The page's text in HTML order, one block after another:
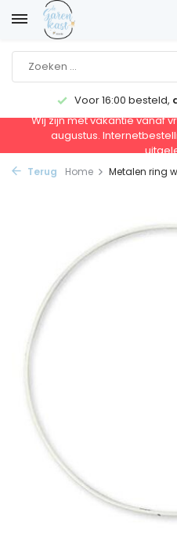
Voor 16:00 besteld,
Wij zijn met vakantie vanaf
augustus.
Terug Home Metalen ring